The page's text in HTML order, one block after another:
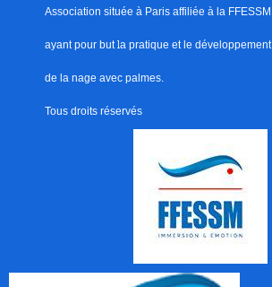
Association située à Paris affiliée à la FFESSM
ayant pour but la pratique et le développement
de la nage avec palmes.
Tous droits réservés